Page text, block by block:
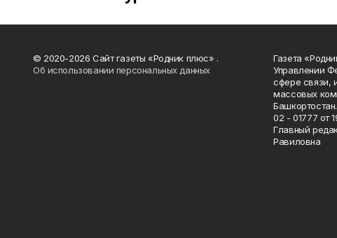
© 2020-2026 Сайт газеты «Родник плюс» .
Об использовании персональных данных
Газета
Управлении
сфере связи,
массовых
02 - 01777 от
Главный
Равиловна